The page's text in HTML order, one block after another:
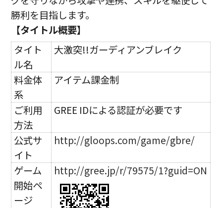
勝利を目指します。
【タイトル概要】
タイト
ル名
大激突!!ガーディアンブレイク
料金体
系
アイテム課金制
ご利用
方法
GREE IDによる認証が必要です
公式サ
イト
http://gloops.com/game/gbre/
ゲーム
開始ペ
ージ
http://gree.jp/r/79575/1?guid=ON